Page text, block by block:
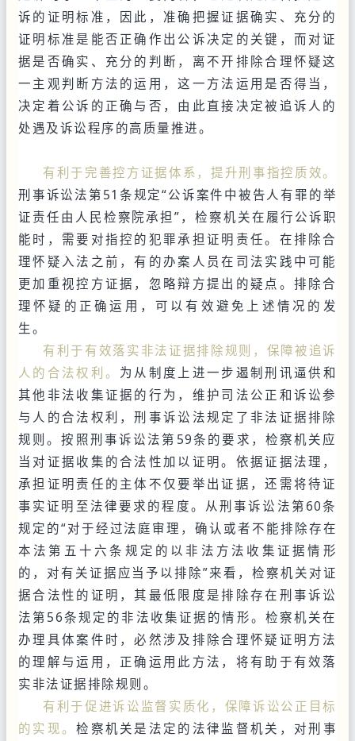
诉的证明标准，因此，准确把握证据确实、充分的
证明标准是能否正确作出公诉决定的关键，而对证
据是否确实、充分的判断，离不开排除合理怀疑这
一主观判断方法的运用，这一方法运用是否得当，
决定着公诉的正确与否，由此直接决定被追诉人的
处遇及诉讼程序的高质量推进。
有利于完善控方证据体系，提升刑事指控质效。
刑事诉讼法第51条规定“公诉案件中被告人有罪的举
证责任由人民检察院承担”，检察机关在履行公诉职
能时，需要对指控的犯罪承担证明责任。在排除合
理怀疑入法之前，有的办案人员在司法实践中可能
更加重视控方证据，忽略辩方提出的疑点。排除合
理怀疑的正确运用，可以有效避免上述情况的发
生。
有利于有效落实非法证据排除规则，保障被追诉
人的合法权利。 为从制度上进一步遏制刑讯逼供和
其他非法收集证据的行为，维护司法公正和诉讼参
与人的合法权利，刑事诉讼法规定了非法证据排除
规则。按照刑事诉讼法第59条的要求，检察机关应
当对证据收集的合法性加以证明。依据证据法理，
承担证明责任的主体不仅要举出证据，还需将待证
事实证明至法律要求的程度。从刑事诉讼法第60条
规定的“对于经过法庭审理，确认或者不能排除存在
本法第五十六条规定的以非法方法收集证据情形
的，对有关证据应当予以排除”来看，检察机关对证
据合法性的证明，其最低限度是排除存在刑事诉讼
法第56条规定的非法收集证据的情形。检察机关在
办理具体案件时，必然涉及排除合理怀疑证明方法
的理解与运用，正确运用此方法，将有助于有效落
实非法证据排除规则。
有利于促进诉讼监督实质化，保障诉讼公正目标
的实现。检察机关是法定的法律监督机关，对刑事